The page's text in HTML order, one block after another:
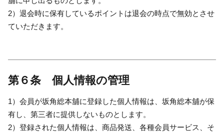
2）退会時に保有しているポイントは退会の時点で無効とさせ
ていただきます。
第６条 個人情報の管理
1）会員が坂角総本舖に登録した個人情報は、坂角総本舖が保
有し、第三者に提供しないものとします。
2）登録された個人情報は、商品発送、各種会員サービス、そ